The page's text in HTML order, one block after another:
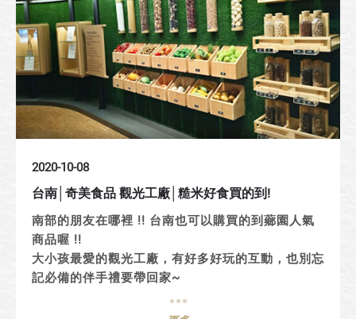
2020-10-08
台南│奇美食品 觀光工廠│糙米好食買的到!
南部的朋友在哪裡 !! 台南也可以購買的到薌園人氣
商品喔 !!
大小孩最愛的觀光工廠，有好多好玩的互動，也別忘
記必備的伴手禮要帶回家~